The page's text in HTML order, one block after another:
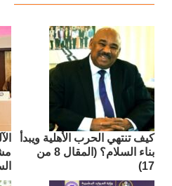
كيف تنتهي الحرب الأهلية ويبدأ
بناء السلام؟ (المقال 8 من
17)